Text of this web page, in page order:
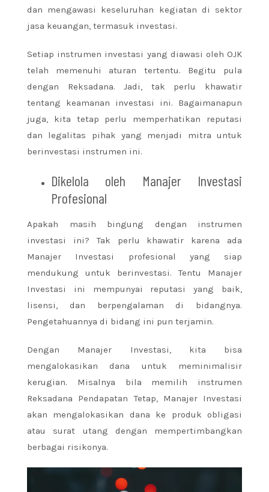
dan mengawasi keseluruhan kegiatan di sektor
jasa keuangan, termasuk investasi.
Setiap instrumen investasi yang diawasi oleh OJK
telah memenuhi aturan tertentu. Begitu pula
dengan Reksadana. Jadi, tak perlu khawatir
tentang keamanan investasi ini. Bagaimanapun
juga, kita tetap perlu memperhatikan reputasi
dan legalitas pihak yang menjadi mitra untuk
berinvestasi instrumen ini.
Dikelola oleh Manajer Investasi
Profesional
Apakah masih bingung dengan instrumen
investasi ini? Tak perlu khawatir karena ada
Manajer Investasi profesional yang siap
mendukung untuk berinvestasi. Tentu Manajer
Investasi ini mempunyai reputasi yang baik,
lisensi, dan berpengalaman di bidangnya.
Pengetahuannya di bidang ini pun terjamin.
Dengan Manajer Investasi, kita bisa
mengalokasikan dana untuk meminimalisir
kerugian. Misalnya bila memilih instrumen
Reksadana Pendapatan Tetap, Manajer Investasi
akan mengalokasikan dana ke produk obligasi
atau surat utang dengan mempertimbangkan
berbagai risikonya.